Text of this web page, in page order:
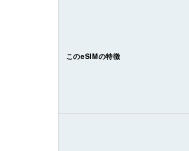
このeSIMの特徴